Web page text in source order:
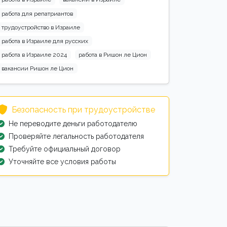
работа для репатриантов
трудоустройство в Израиле
работа в Израиле для русских
работа в Израиле 2024
работа в Ришон ле Цион
вакансии Ришон ле Цион
Безопасность при трудоустройстве
Не переводите деньги работодателю
Проверяйте легальность работодателя
Требуйте официальный договор
Уточняйте все условия работы